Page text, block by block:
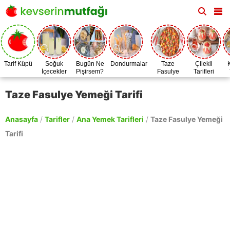
Tarif Küpü
Soğuk
İçecekler
Bugün Ne
Pişirsem?
Dondurmalar
Taze
Fasulye
Zamanı
Çilekli
Tarifleri
Taze Fasulye Yemeği Tarifi
Anasayfa / Tarifler / Ana Yemek Tarifleri / Taze Fasulye Yemeği
Tarifi